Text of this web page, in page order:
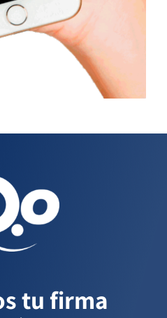
tu firma